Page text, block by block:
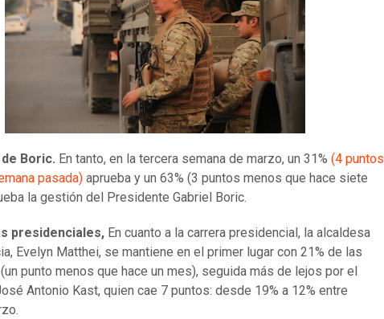
Boric. En tanto, en la tercera semana de marzo, un 31% (4 puntos
pasada) aprueba y un 63% (3 puntos menos que hace siete
la gestión del Presidente Gabriel Boric.
presidenciales, En cuanto a la carrera presidencial, la alcaldesa
Evelyn Matthei, se mantiene en el primer lugar con 21% de las
punto menos que hace un mes), seguida más de lejos por el
Antonio Kast, quien cae 7 puntos: desde 19% a 12% entre